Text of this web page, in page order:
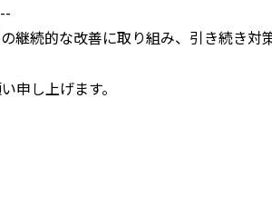
継続的な改善に取り組み、引き続き対
申し上げます。